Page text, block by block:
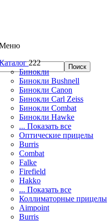
222
Бинокли
Бинокли Bushnell
Бинокли Canon
Бинокли Carl Zeiss
Бинокли Combat
Бинокли Hawke
... Показать все
Оптические прицелы
Burris
Combat
Falke
Firefield
Hakko
... Показать все
Коллиматорные прицелы
Aimpoint
Burris